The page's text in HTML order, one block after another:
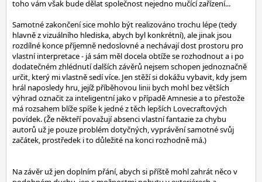
toho vám však bude dělat společnost nejedno mučící zařízení...
Samotné zakončení sice mohlo být realizováno trochu lépe (tedy
hlavně z vizuálního hlediska, abych byl konkrétní), ale jinak jsou
rozdílné konce příjemně nedoslovné a nechávají dost prostoru pro
vlastní interpretace - já sám měl docela obtíže se rozhodnout a i po
dodatečném zhlédnutí dalších závěrů nejsem schopen jednoznačně
určit, který mi vlastně sedí více. Jen stěží si dokážu vybavit, kdy jsem
hrál naposledy hru, jejíž příběhovou linii bych mohl bez větších
výhrad označit za inteligentní jako v případě Amnesie a to přestože
má rozsahem blíže spíše k jedné z těch lepších Lovecraftových
povídek. (Že někteří považují absenci vlastní fantazie za chybu
autorů už je pouze problém dotyčných, vyprávění samotné svůj
začátek, prostředek i to důležité na konci rozhodně má.)
Na závěr už jen doplním přání, abych si příště mohl zahrát něco v